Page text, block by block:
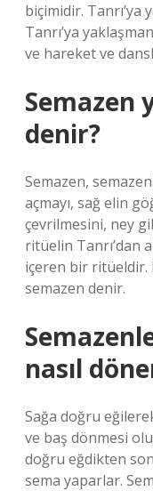
biçimidir. Tanrı’ya
Tanrı’ya
ve hareket ve
Semazen
denir?
Semazen,
açmayı, sağ elin
çevrilmesini, ney
ritüelin Tanrı’dan
içeren bir
semazen denir.
nasıl
Sağa doğru
ve baş dönmesi
doğru eğdikten
sema yaparlar.